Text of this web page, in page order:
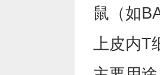
鼠（如
上皮内